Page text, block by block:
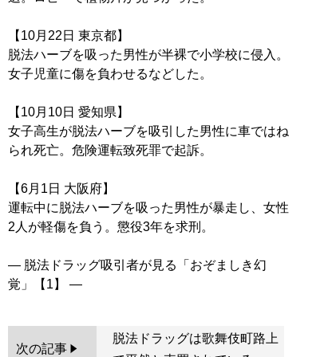
【10月22日 東京都】
脱法ハーブを吸った男性が半裸で小学校に侵入。
女子児童に傷を負わせるなどした。
【10月10日 愛知県】
女子高生が脱法ハーブを吸引した男性に車ではね
られ死亡。危険運転致死罪で起訴。
【6月1日 大阪府】
運転中に脱法ハーブを吸った男性が暴走し、女性
2人が軽傷を負う。懲役3年を求刑。
― 脱法ドラッグ吸引者が見る「おぞましき幻
次の記事
脱法ドラッグは歌舞伎町路上